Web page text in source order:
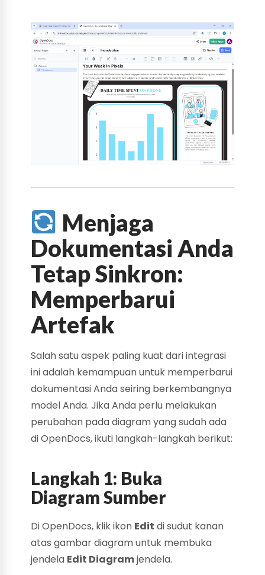
Menjaga
Dokumentasi Anda
Tetap Sinkron:
Memperbarui
Artefak
Salah satu aspek paling kuat dari integrasi
ini adalah kemampuan untuk memperbarui
dokumentasi Anda seiring berkembangnya
model Anda. Jika Anda perlu melakukan
perubahan pada diagram yang sudah ada
di OpenDocs, ikuti langkah-langkah berikut:
Langkah 1: Buka
Diagram Sumber
Di OpenDocs, klik ikon Edit di sudut kanan
atas gambar diagram untuk membuka
jendela Edit Diagramjendela.